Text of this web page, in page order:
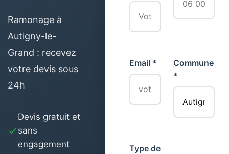
Ramonage à
Autigny-le-
Grand : recevez
votre devis sous
24h
Devis gratuit et
sans
engagement
Email *
Commune
*
Type de